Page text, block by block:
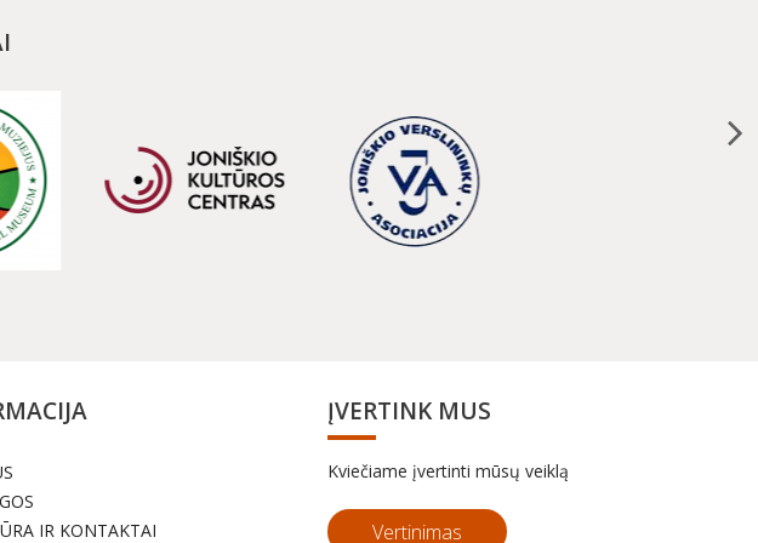
IR KONTAKTAI
ĮVERTINK MUS
Kviečiame įvertinti mūsų veiklą
Vertinimas